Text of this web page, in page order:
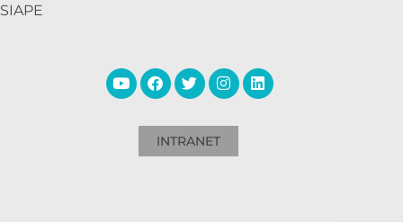
SIAPE
INTRANET